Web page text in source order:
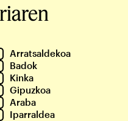
Arratsaldekoa
Badok
Kinka
Gipuzkoa
Araba
Iparraldea